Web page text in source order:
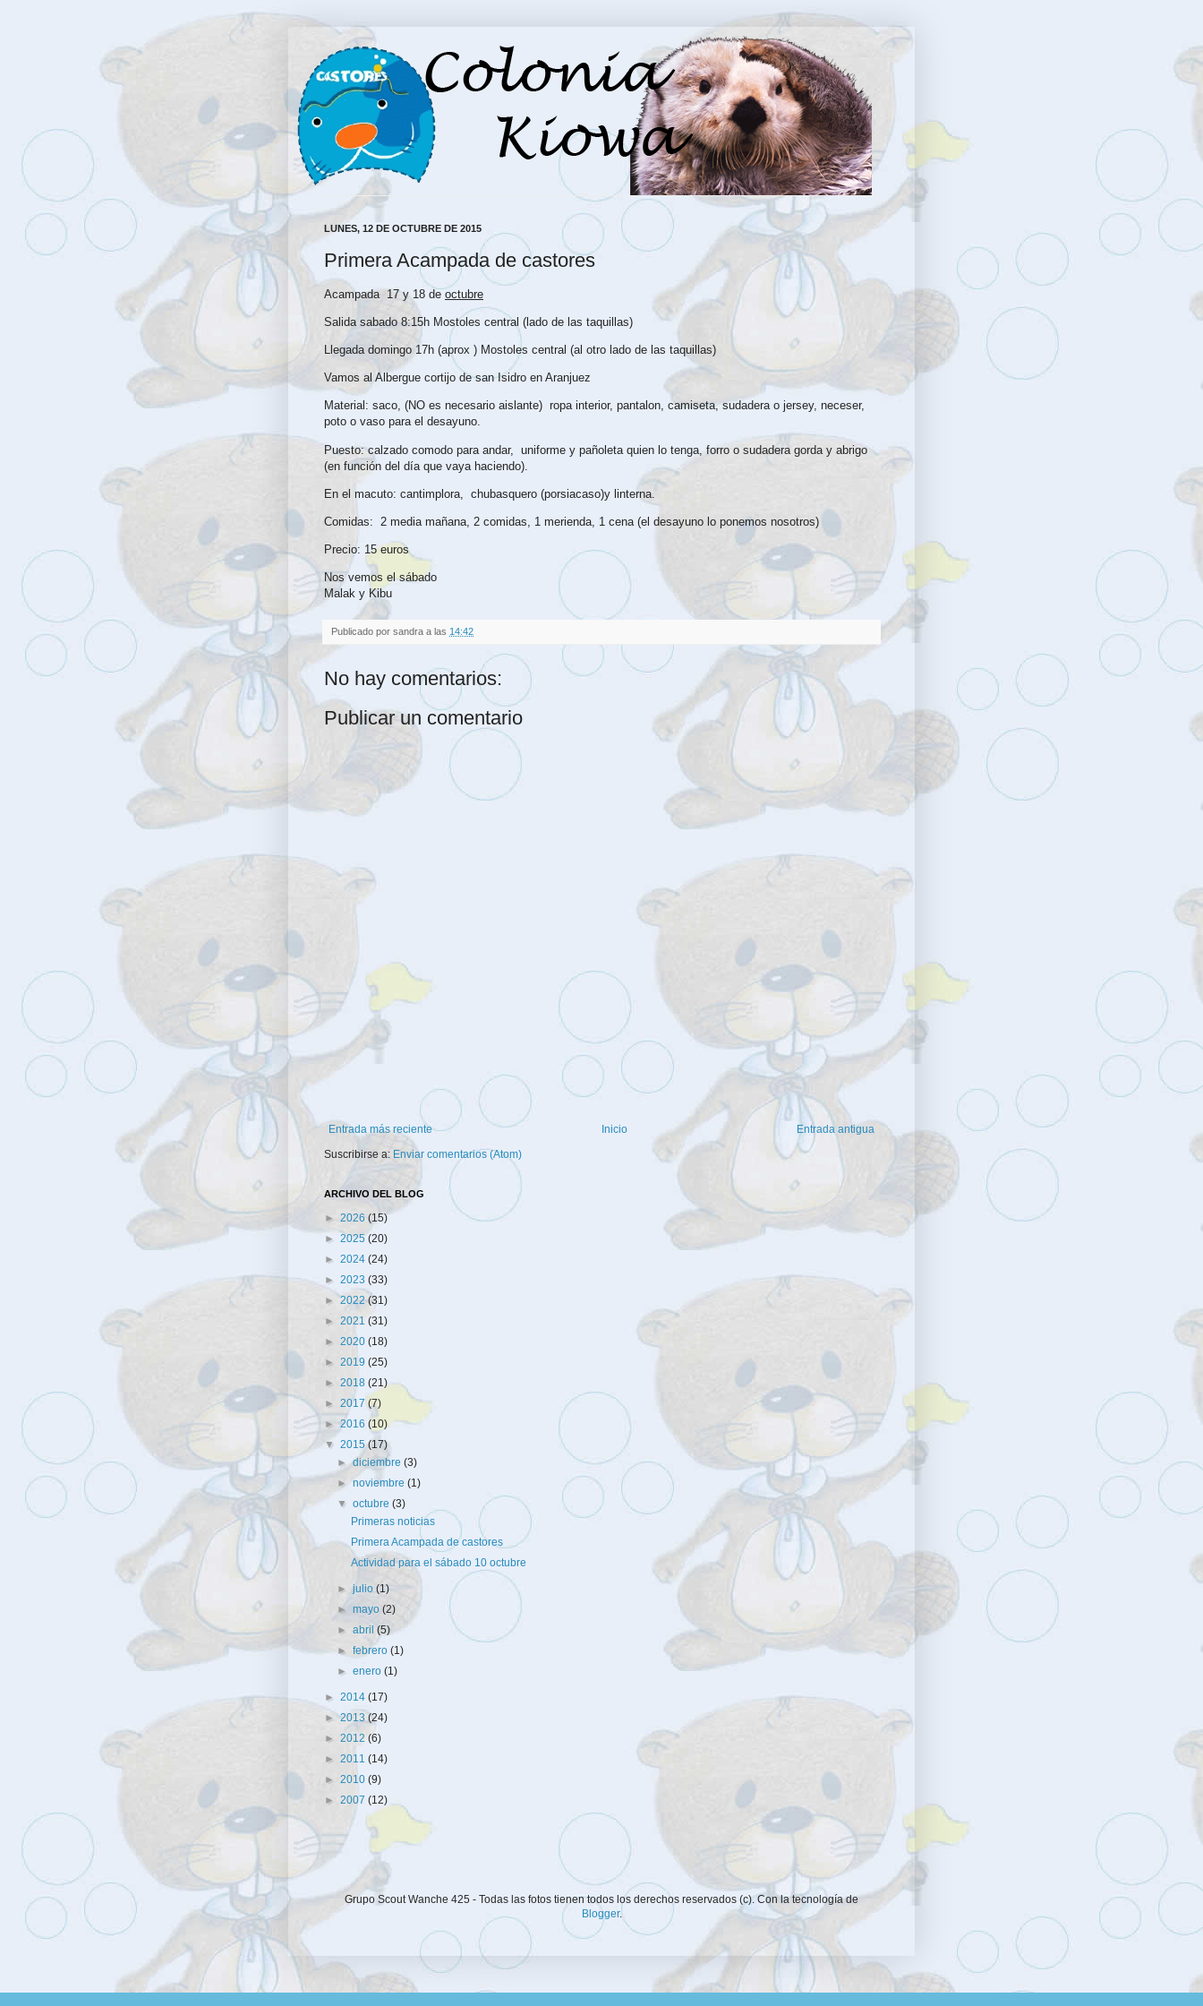
LUNES, 12 DE OCTUBRE DE 2015
Primera Acampada de castores
Acampada 17 y 18 deoctubre
Salida sabado 8:15h Mostoles central (lado de las taquillas)
Llegada domingo 17h (aprox ) Mostoles central (al otro lado de las taquillas)
Vamos al Albergue cortijo de san Isidro en Aranjuez
Material: saco, (NO es necesario aislante) ropa interior, pantalon, camiseta, sudadera o jersey, neceser,
poto o vaso para el desayuno.
Puesto: calzado comodo para andar, uniforme y pañoleta quien lo tenga, forro o sudadera gorda y abrigo
(en función del día que vaya haciendo).
En el macuto: cantimplora, chubasquero (porsiacaso)y linterna.
Comidas: 2 media mañana, 2 comidas, 1 merienda, 1 cena (el desayuno lo ponemos nosotros)
Precio: 15 euros
Nos vemos el sábado
Malak y Kibu
Publicado por sandra a las 14:42
No hay comentarios:
Publicar un comentario
Entrada más reciente Entrada antigua
Inicio
Suscribirse a: Enviar comentarios (Atom)
ARCHIVO DEL BLOG
► 2026 (15)
► 2025 (20)
► 2024 (24)
► 2023 (33)
►2022(31)
► 2021 (31)
► 2020 (18)
► 2019 (25)
► 2018 (21)
► 2017 (7)
► 2016 (10)
▼ 2015(17)
►diciembre(3)
►noviembre(1)
▼octubre(3)
Primeras noticias
Primera Acampada de castores
Actividad para el sábado 10 octubre
►julio(1)
►mayo(2)
►abril(5)
►febrero(1)
►enero(1)
► 2014 (17)
►2013 (24)
► 2012(6)
► 2011 (14)
► 2010 (9)
► 2007 (12)
Grupo Scout Wanche 425 - Todas las fotos tienen todos los derechos reservados (c). Con la tecnología de
Blogger.